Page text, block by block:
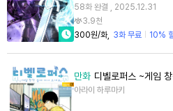
58화 완결 , 2025.12.31
3.9천
300원/화
3화 무료 10%
만화 디벨로퍼스 ~게임
아라이 하루마키